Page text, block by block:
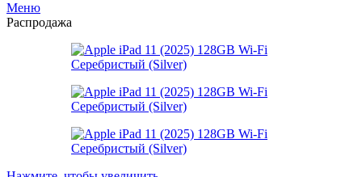
Меню
Распродажа